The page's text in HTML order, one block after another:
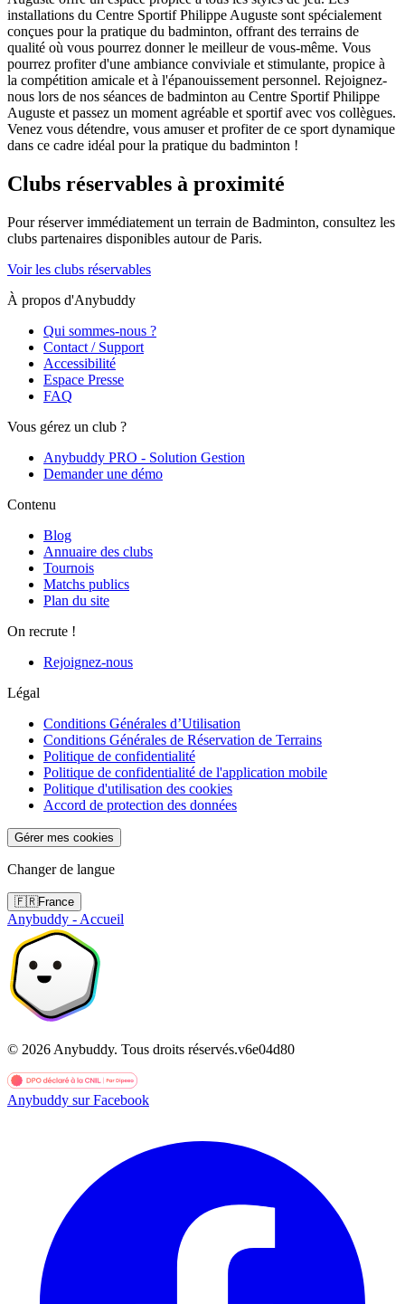
installations du Centre Sportif Philippe Auguste sont spécialement
conçues pour la pratique du badminton, offrant des terrains de
qualité où vous pourrez donner le meilleur de vous-même. Vous
pourrez profiter d'une ambiance conviviale et stimulante, propice à
la compétition amicale et à l'épanouissement personnel. Rejoignez-
nous lors de nos séances de badminton au Centre Sportif Philippe
Auguste et passez un moment agréable et sportif avec vos collègues.
Venez vous détendre, vous amuser et profiter de ce sport dynamique
dans ce cadre idéal pour la pratique du badminton !
Clubs réservables à proximité
Pour réserver immédiatement un terrain de Badminton, consultez les
clubs partenaires disponibles autour de Paris.
Voir les clubs réservables
À propos d'Anybuddy
Qui sommes-nous ?
Contact / Support
Accessibilité
Espace Presse
FAQ
Vous gérez un club ?
Anybuddy PRO - Solution Gestion
Demander une démo
Contenu
Blog
Annuaire des clubs
Tournois
Matchs publics
Plan du site
On recrute !
Rejoignez-nous
Légal
Conditions Générales d’Utilisation
Conditions Générales de Réservation de Terrains
Politique de confidentialité
Politique de confidentialité de l'application mobile
Politique d'utilisation des cookies
Accord de protection des données
Gérer mes cookies
Changer de langue
🇫🇷France
Anybuddy - Accueil
© 2026 Anybuddy. Tous droits réservés.v6e04d80
Anybuddy sur Facebook